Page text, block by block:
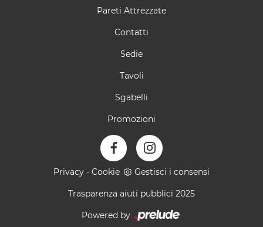
Pareti Attrezzate
Contatti
Sedie
Tavoli
Sgabelli
Promozioni
Privacy - Cookie Gestisci i consensi
Trasparenza aiuti pubblici 2025
Powered by